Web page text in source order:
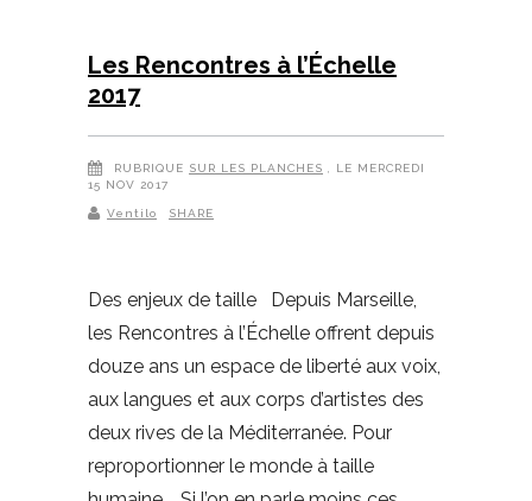
Les Rencontres à l’Échelle
2017
RUBRIQUE SUR LES PLANCHES
, LE MERCREDI
15 NOV 2017
Ventilo SHARE
Des enjeux de taille Depuis Marseille,
les Rencontres à l’Échelle offrent depuis
douze ans un espace de liberté aux voix,
aux langues et aux corps d’artistes des
deux rives de la Méditerranée. Pour
reproportionner le monde à taille